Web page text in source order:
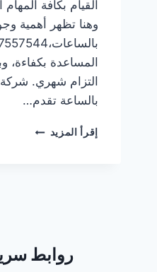
القيام بكافة
وهنا تظهر أهمية
المساعدة بكفاءة،
التزام شهري.
بالساعة تقدم…
إقرأ المزيد خادمات
روابط